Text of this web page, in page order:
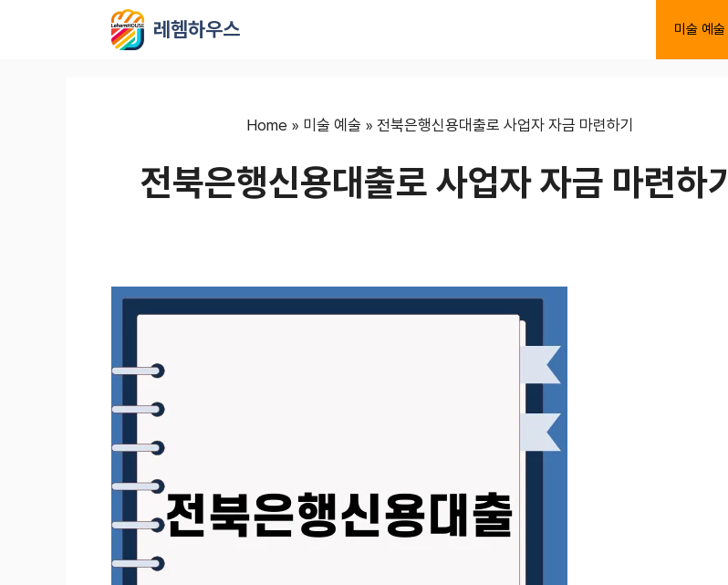
레헴하우스 미술 예술
Home » 미술 예술 » 전북은행신용대출로 사업자 자금 마련하기
전북은행신용대출로 사업자 자금 마련하기